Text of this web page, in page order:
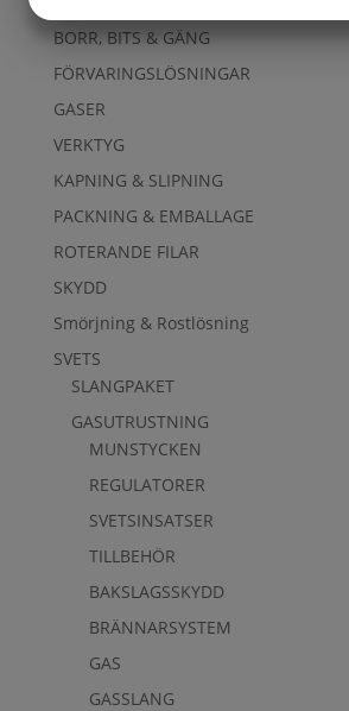
BORR, BITS & GÄNG
FÖRVARINGSLÖSNINGAR
GASER
VERKTYG
KAPNING & SLIPNING
PACKNING & EMBALLAGE
ROTERANDE FILAR
SKYDD
Smörjning & Rostlösning
SVETS
SLANGPAKET
GASUTRUSTNING
MUNSTYCKEN
REGULATORER
SVETSINSATSER
TILLBEHÖR
BAKSLAGSSKYDD
BRÄNNARSYSTEM
GAS
GASSLANG
MARKETING